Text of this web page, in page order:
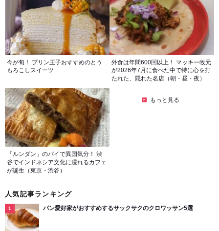
今が旬！ プリン王子おすすめのとう
もろこしスイーツ
外食は年間600回以上！ マッキー牧元
が2026年7月に食べた中で特に心を打
たれた、隠れた名店（朝・昼・夜）
「ルンダン」のパイで異国気分！ 渋
谷でインドネシア文化に浸れるカフェ
が誕生（東京・渋谷）
もっと見る
人気記事ランキング
パン愛好家がおすすめするサックサクのクロワッサン5選